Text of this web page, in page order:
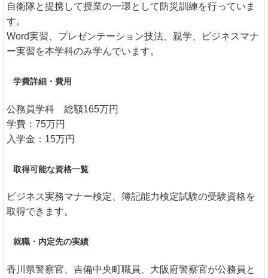
自衛隊と提携して授業の一環として防災訓練を行っていま
す。
Word実習、プレゼンテーション技法、親学、ビジネスマナ
ー実習を本学科のみ学んでいます。
学費詳細・費用
公務員学科 総額165万円
学費：75万円
入学金：15万円
取得可能な資格一覧
ビジネス実務マナー検定、簿記能力検定試験の受験資格を
取得できます。
就職・内定先の実績
香川県警察官、吉備中央町職員、大阪府警察官が公務員と